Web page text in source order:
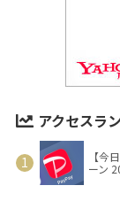
アクセスラ
【今
ーン